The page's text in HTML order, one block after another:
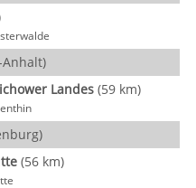
Landes(59 km)
(56 km)